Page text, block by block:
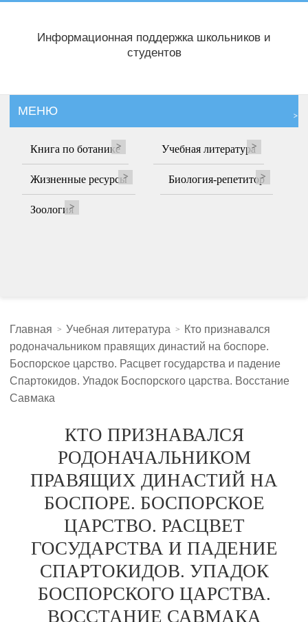
Информационная поддержка школьников и
студентов
МЕНЮ
Книга по ботанике Учебная литература
Жизненные ресурсы Биология-репетитор
Зоология
Главная Учебная литература
Кто признавался
родоначальником правящих династий на боспоре.
Боспорское царство. Расцвет государства и падение
Спартокидов. Упадок Боспорского царства. Восстание
Савмака
КТО ПРИЗНАВАЛСЯ
РОДОНАЧАЛЬНИКОМ
ПРАВЯЩИХ ДИНАСТИЙ НА
БОСПОРЕ. БОСПОРСКОЕ
ЦАРСТВО. РАСЦВЕТ
ГОСУДАРСТВА И ПАДЕНИЕ
СПАРТОКИДОВ. УПАДОК
БОСПОРСКОГО ЦАРСТВА.
ВОССТАНИЕ САВМАКА